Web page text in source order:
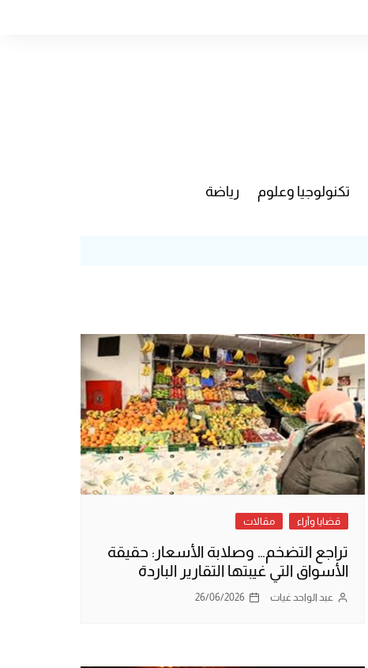
تكنولوجيا وعلوم رياضة
قضايا وآراء مقالات
تراجع التضخم… وصلابة الأسعار: حقيقة
الأسواق التي غيبتها التقارير الباردة
عبد الواحد غيات 26/06/2026